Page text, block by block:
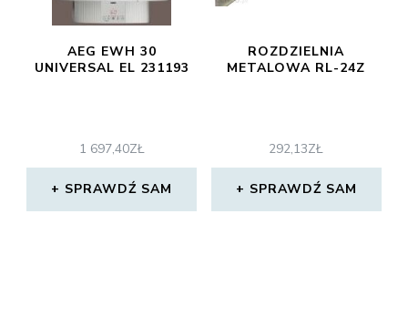
AEG EWH 30
UNIVERSAL EL 231193
1 697,40ZŁ
SPRAWDŹ SAM
ROZDZIELNIA
METALOWA RL-24Z
292,13ZŁ
SPRAWDŹ SAM